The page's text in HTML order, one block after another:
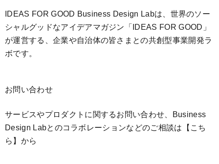
IDEAS FOR GOOD Business Design Labは、世界のソー
シャルグッドなアイデアマガジン「IDEAS FOR GOOD」
が運営する、企業や自治体の皆さまとの共創型事業開発ラ
ボです。
お問い合わせ
サービスやプロダクトに関するお問い合わせ、Business
Design Labとのコラボレーションなどのご相談は 【こち
ら】 から